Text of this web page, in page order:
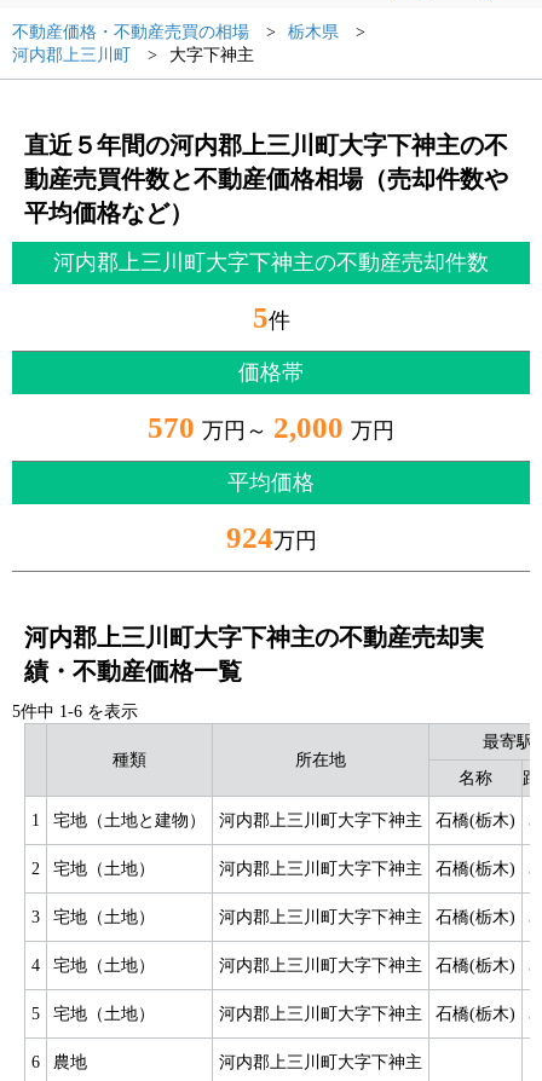
不動産価格・不動産売買の相場
栃木県
河内郡上三川町
大字下神主
直近５年間の河内郡上三川町大字下神主の不
動産売買件数と不動産価格相場（売却件数や
平均価格など）
河内郡上三川町大字下神主の不動産売却件数
5件
価格帯
570 万円～ 2,000 万円
平均価格
924万円
河内郡上三川町大字下神主の不動産売却実
績・不動産価格一覧
5件中 1-6 を表示
種類 所在地
最寄駅
名称
1 宅地（土地と建物） 河内郡上三川町大字下神主 石橋(栃木)
2 宅地（土地） 河内郡上三川町大字下神主 石橋(栃木)
3 宅地（土地） 河内郡上三川町大字下神主 石橋(栃木)
4 宅地（土地） 河内郡上三川町大字下神主 石橋(栃木)
5 宅地（土地） 河内郡上三川町大字下神主 石橋(栃木)
6 農地 河内郡上三川町大字下神主